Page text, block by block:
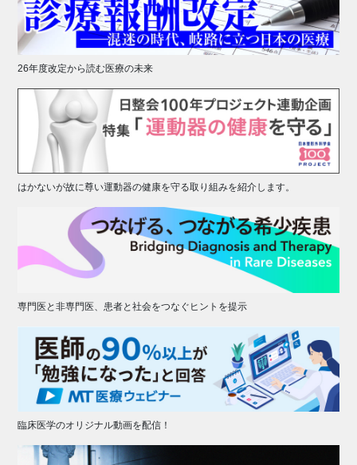
26年度改定から読む医療の未来
はかないが故に尊い運動器の健康を守る取り組みを紹介します。
専門医と非専門医、患者と社会をつなぐヒントを提示
臨床医学のオリジナル動画を配信！